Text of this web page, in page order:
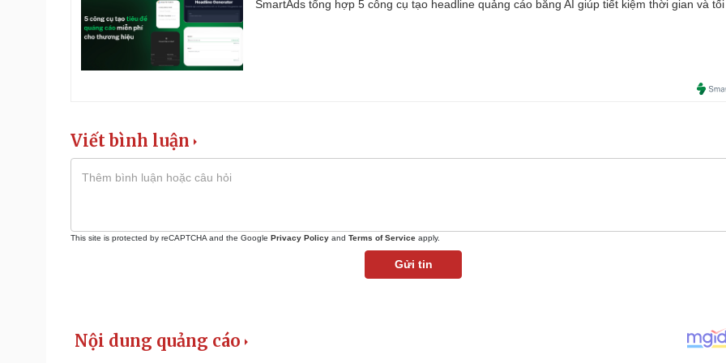
SmartAds tổng hợp 5 công cụ tạo headline quảng cáo bằng AI giúp tiết kiệm thời gian và
Viết bình luận
This site is protected by reCAPTCHA and the Google Privacy Policy and Terms of Service apply.
Gửi tin